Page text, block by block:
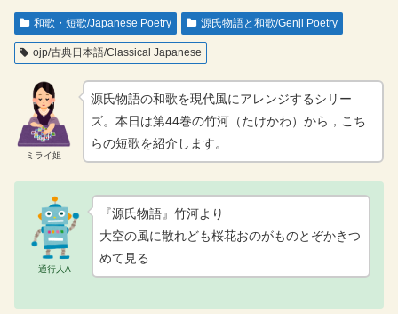
和歌・短歌/Japanese Poetry 源氏物語と和歌/Genji Poetry
ojp/古典日本語/Classical Japanese
ミライ姐
源氏物語の和歌を現代風にアレンジするシリー
ズ。本日は第44巻の竹河（たけかわ）から，こち
らの短歌を紹介します。
通行人A
『源氏物語』竹河より
大空の風に散れども桜花おのがものとぞかきつ
めて見る